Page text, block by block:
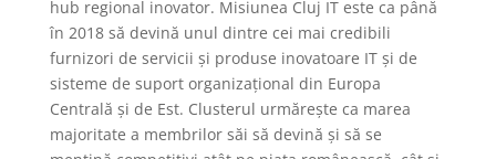
hub regional inovator. Misiunea Cluj IT este ca până
în 2018 să devină unul dintre cei mai credibili
furnizori de servicii și produse inovatoare IT și de
sisteme de suport organizațional din Europa
Centrală și de Est. Clusterul urmărește ca marea
majoritate a membrilor săi să devină și să se